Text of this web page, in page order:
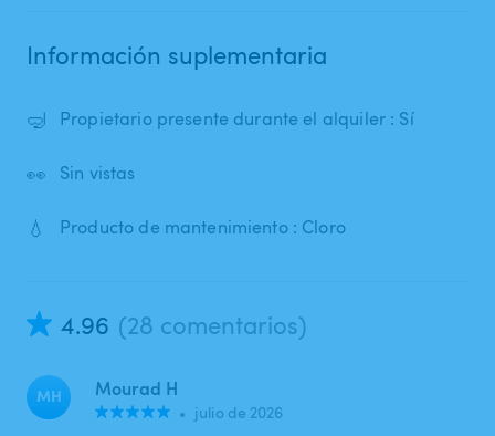
Información suplementaria
🤿 Propietario presente durante el alquiler : Sí
👀 Sin vistas
💧 Producto de mantenimiento : Cloro
4.96 (28 comentarios)
MH Mourad H
• julio de 2026